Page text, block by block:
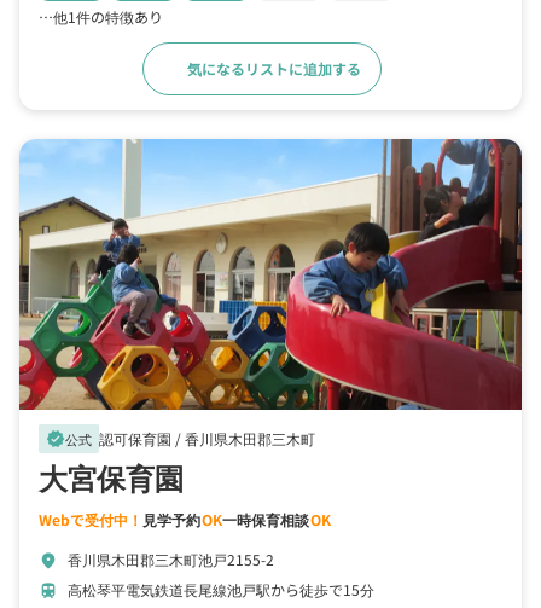
…他1件の特徴あり
気になるリストに追加する
verified公式 認可保育園 /香川県木田郡三木町
大宮保育園
Webで受付中！ 見学予約OK一時保育相談OK
location_on 香川県木田郡三木町池戸2155-2
train 高松琴平電気鉄道長尾線池戸駅から徒歩で15分